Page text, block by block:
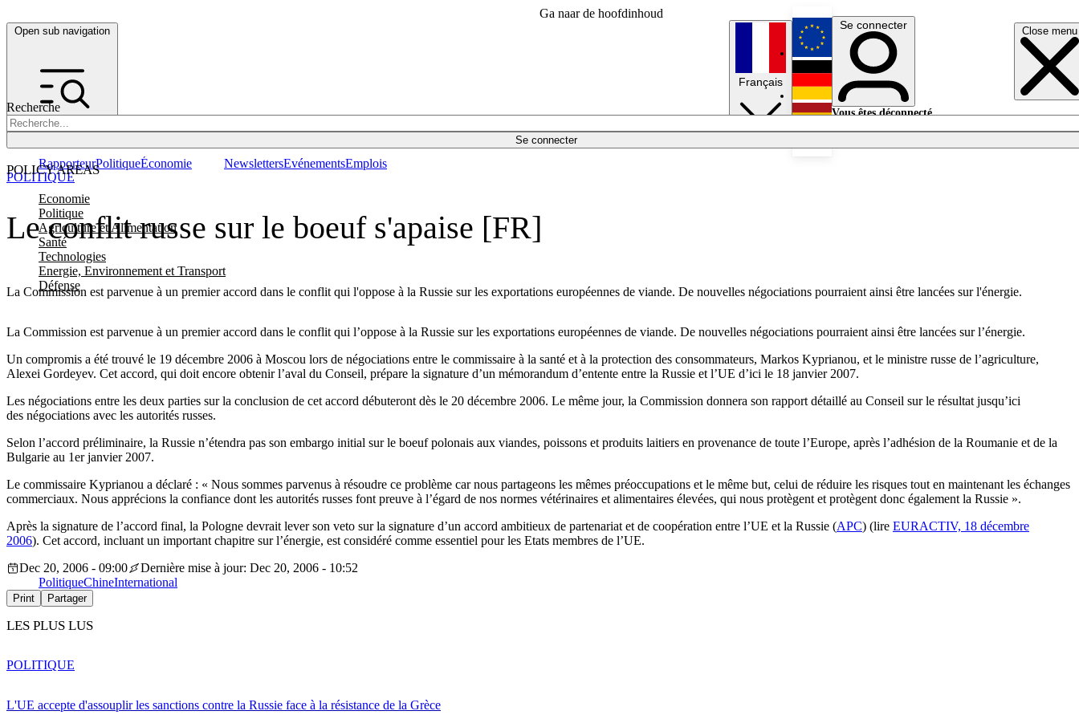
Ga naar de hoofdinhoud
Open sub navigation Close menu
Recherche
Se connecter
POLICY AREAS
Economie
Politique
Agriculture et Alimentation
Santé
Technologies
Energie, Environnement et Transport
Défense
RapporteurPolitiqueÉconomie NewslettersEvénementsEmplois
Français
English
Deutsch
Se connecter
Vous êtes déconnecté.
Le conflit russe sur le boeuf s'apaise [FR]
La Commission est parvenue à un premier accord dans le conflit qui l'oppose à la Russie sur les exportations européennes de viande. De nouvelles négociations pourraient ainsi être lancées sur l'énergie.
POLITIQUE
La Commission est parvenue à un premier accord dans le conflit qui l’oppose à la Russie sur les exportations européennes de viande. De nouvelles négociations pourraient ainsi être lancées sur l’énergie.
Un compromis a été trouvé le 19 décembre 2006 à Moscou lors de négociations entre le commissaire à la santé et à la protection des consommateurs, Markos Kyprianou, et le ministre russe de l’agriculture,
Alexei Gordeyev. Cet accord, qui doit encore obtenir l’aval du Conseil, prépare la signature d’un mémorandum d’entente entre la Russie et l’UE d’ici le 18 janvier 2007.
Les négociations entre les deux parties sur la conclusion de cet accord débuteront dès le 20 décembre 2006. Le même jour, la Commission donnera son rapport détaillé au Conseil sur le résultat jusqu’ici
des négociations avec les autorités russes.
Selon l’accord préliminaire, la Russie n’étendra pas son embargo initial sur le boeuf polonais aux viandes, poissons et produits laitiers en provenance de toute l’Europe, après l’adhésion de la Roumanie et de la
Bulgarie au 1er janvier 2007.
Le commissaire Kyprianou a déclaré : « Nous sommes parvenus à résoudre ce problème car nous partageons les mêmes préoccupations et le même but, celui de réduire les risques tout en maintenant les échanges
commerciaux. Nous apprécions la confiance dont les autorités russes font preuve à l’égard de nos normes vétérinaires et alimentaires élevées, qui nous protègent et protègent donc également la Russie ».
Après la signature de l’accord final, la Pologne devrait lever son veto sur la signature d’un accord ambitieux de partenariat et de coopération entre l’UE et la Russie (APC) (lire EURACTIV, 18 décembre
2006). Cet accord, incluant un important chapitre sur l’énergie, est considéré comme essentiel pour les Etats membres de l’UE.
Dec 20, 2006 - 09:00
Dernière mise à jour: Dec 20, 2006 - 10:52
PolitiqueChineInternational
Print Partager
LES PLUS LUS
L'UE accepte d'assouplir les sanctions contre la Russie face à la résistance de la Grèce
POLITIQUE